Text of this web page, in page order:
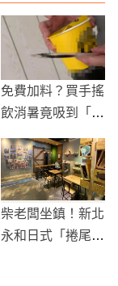
免費加料？買手搖
飲消暑竟吸到「蜈
喊：阿娘喂！
柴老闆坐鎮！新北
永和日式「捲尾巴